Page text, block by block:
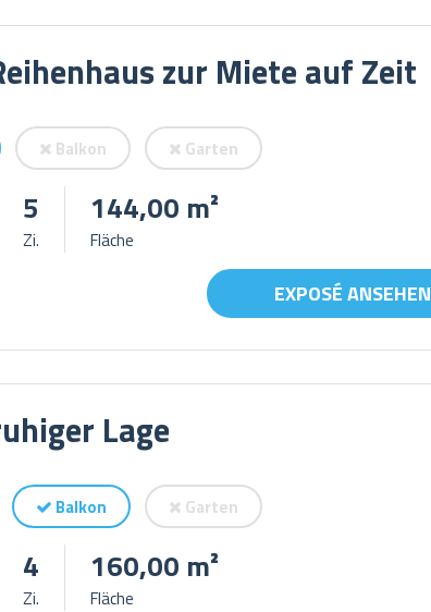
zur Miete auf Zeit
Balkon Garten
5
Zi.
144,00 m²
Fläche
EXPOSÉ ANSEHEN
Lage
Balkon Garten
4
Zi.
160,00 m²
Fläche